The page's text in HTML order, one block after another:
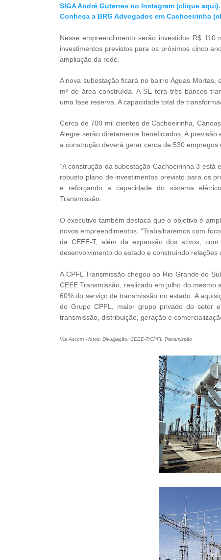
SIGA André Guterres no Instagram (clique aqui).
Conheça a BRG Advogados em Cachoeirinha
Nesse empreendimento serão investidos R$
investimentos previstos para os próximos cinco
ampliação da rede.
A nova subestação ficará no bairro Águas
m² de área construída. A SE terá três bancos
uma fase reserva. A capacidade total de
Cerca de 700 mil clientes de Cachoeirinha,
Alegre serão diretamente beneficiados. A
a construção deverá gerar cerca de 530 empregos
“A construção da subestação Cachoeirinha 3
robusto plano de investimentos previsto para os
e reforçando a capacidade do sistema
Transmissão.
O executivo também destaca que o objetivo é
novos empreendimentos. “Trabalharemos com
da CEEE-T, além da expansão dos ativos,
desenvolvimento do estado e construindo relações
A CPFL Transmissão chegou ao Rio Grande do
CEEE Transmissão, realizado em julho do
60% do serviço de transmissão no estado. A
do Grupo CPFL, maior grupo privado do setor
transmissão, distribuição, geração e
Via Ascom - fotos: Divulgação: CEEE-T/CPFL Transmissão